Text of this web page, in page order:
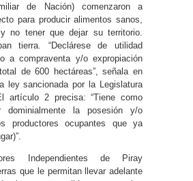
de Nación) comenzaron a
para producir alimentos sanos,
no tener que dejar su territorio.
tierra. “Declárese de utilidad
a compraventa y/o expropiación
de 600 hectáreas”, señala en
ley sancionada por la Legislatura
artículo 2 precisa: “Tiene como
dominialmente la posesión y/o
productores ocupantes que ya
Independientes de Piray
que le permitan llevar adelante